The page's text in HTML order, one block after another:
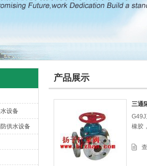
设备
供水设备
产品展示
三通
橡胶